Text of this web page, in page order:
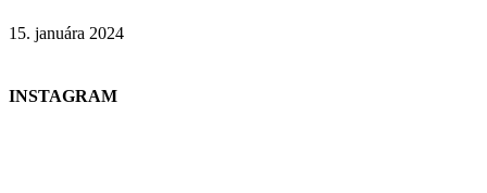
15. januára 2024
INSTAGRAM